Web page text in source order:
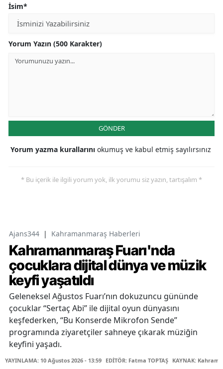
İsim*
Yorum Yazın (500 Karakter)
GÖNDER
Yorum yazma kurallarını okumuş ve kabul etmiş sayılırsınız
* Bu içerik ile ilgili yorum yok, ilk yorumu siz yazın, tartışalım *
Ajans344 | Kahramanmaraş Haberleri
Kahramanmaraş Fuarı'nda
çocuklara dijital dünya ve müzik
keyfi yaşatıldı
Geleneksel Ağustos Fuarı’nın dokuzuncu gününde
çocuklar “Sertaç Abi” ile dijital oyun dünyasını
keşfederken, “Bu Konserde Mikrofon Sende”
programında ziyaretçiler sahneye çıkarak müziğin
keyfini yaşadı.
YAYINLAMA: 10 Ağustos 2026 - 13:59 EDİTÖR: Fatma TOPTAŞ KAYNAK: